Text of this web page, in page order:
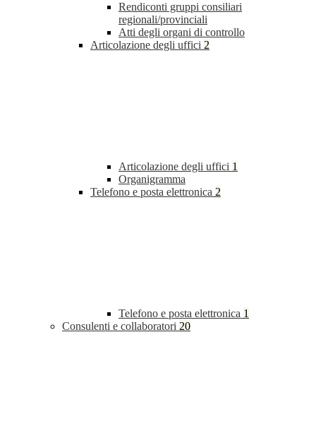
Rendiconti gruppi consiliari
regionali/provinciali
Atti degli organi di controllo
Articolazione degli uffici 2
Articolazione degli uffici 1
Organigramma
Telefono e posta elettronica 2
Telefono e posta elettronica 1
Consulenti e collaboratori 20